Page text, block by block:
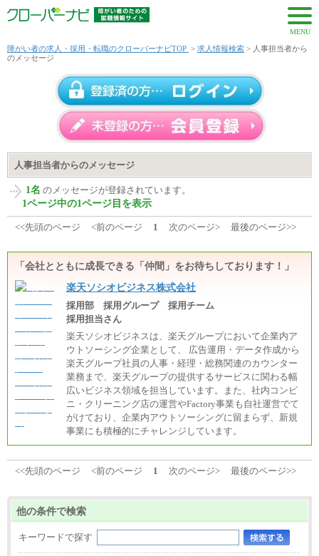
MENU
障がい者の求人・採用・転職のクローバーナビTOP > 求人情報検索 > 人事担当者から
のメッセージ
人事担当者からのメッセージ
1名 のメッセージが登録されています。
1ページ中の1ページ目を表示
<<先頭のページ <前のページ 1 次のページ> 最後のページ>>
「会社とともに成長できる「仲間」をお待ちしております！」
楽天ソシオビジネス株式会社
採用部 採用グループ 採用チーム
採用担当さん
楽天ソシオビジネスは、楽天グループにおいて企業内ア
ウトソーシング企業として、 広告運用・データ作成から
楽天グループ社員の人事・経理・総務関連のカウンター
業務まで、楽天グループの提供するサービスに関わる幅
広いビジネス領域を担当しています。また、社内コンビ
ニ・クリーニング店の運営やFactory事業も自社運営でて
がけており、企業内アウトソーシングに留まらず、新規
事業にも積極的にチャレンジしています。
<<先頭のページ <前のページ 1 次のページ> 最後のページ>>
他の条件で検索
キーワードで探す